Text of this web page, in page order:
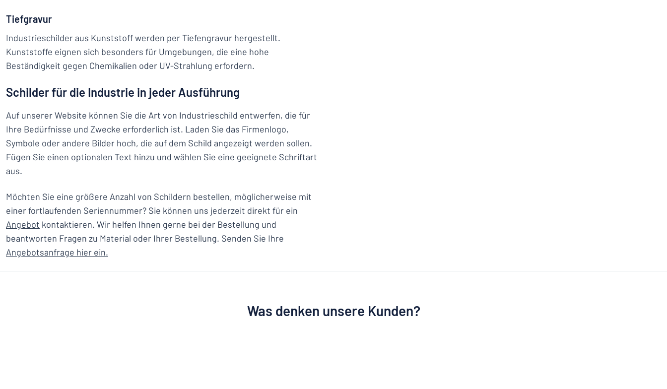
Tiefgravur
Industrieschilder aus Kunststoff werden per Tiefengravur hergestellt.
Kunststoffe eignen sich besonders für Umgebungen, die eine hohe
Beständigkeit gegen Chemikalien oder UV-Strahlung erfordern.
Schilder für die Industrie in jeder Ausführung
Auf unserer Website können Sie die Art von Industrieschild entwerfen, die für
Ihre Bedürfnisse und Zwecke erforderlich ist. Laden Sie das Firmenlogo,
Symbole oder andere Bilder hoch, die auf dem Schild angezeigt werden sollen.
Fügen Sie einen optionalen Text hinzu und wählen Sie eine geeignete Schriftart
aus.
Möchten Sie eine größere Anzahl von Schildern bestellen, möglicherweise mit
einer fortlaufenden Seriennummer? Sie können uns jederzeit direkt für ein
Angebot kontaktieren. Wir helfen Ihnen gerne bei der Bestellung und
beantworten Fragen zu Material oder Ihrer Bestellung. Senden Sie Ihre
Angebotsanfrage hier ein.
Was denken unsere Kunden?